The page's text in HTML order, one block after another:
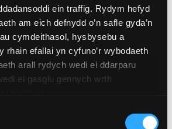
ein traffig. Rydym hefyd
am eich defnydd o’n safle gyda’n
cymdeithasol, hysbysebu a
rhain efallai yn cyfuno’r wybodaeth
arall rydych wedi ei ddarparu
ei gasglu gennych wrth
1(of 12)
PWNC-BENODOL